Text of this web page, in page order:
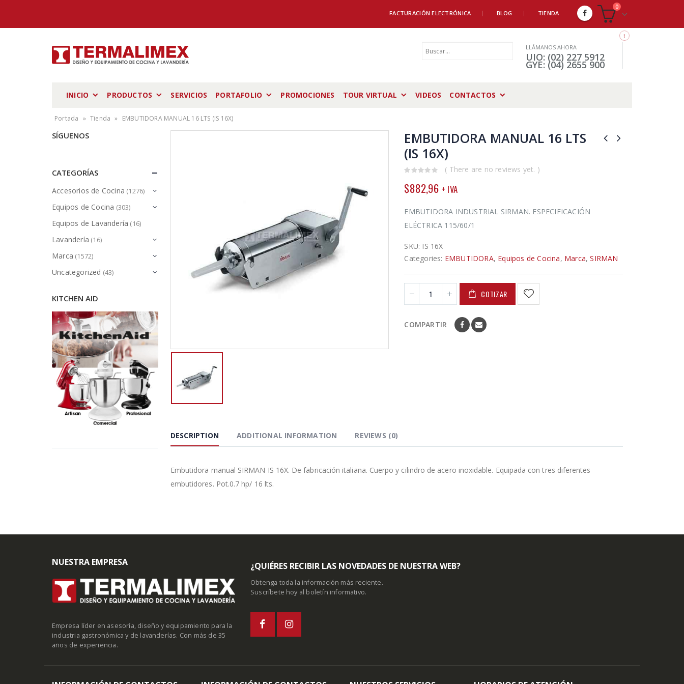
FACTURACIÓN ELECTRÓNICA BLOG TIENDA
0
LLÁMANOS AHORA
UIO: (02) 227 5912
GYE: (04) 2655 900
INICIO PRODUCTOS SERVICIOS PORTAFOLIO PROMOCIONES TOUR VIRTUAL VIDEOS CONTACTOS
Portada » Tienda » EMBUTIDORA MANUAL 16 LTS (IS 16X)
EMBUTIDORA MANUAL 16 LTS
(IS 16X)
out
of
( There are no reviews yet. )
$882,96 + IVA
EMBUTIDORA INDUSTRIAL SIRMAN. ESPECIFICACIÓN
ELÉCTRICA 115/60/1
SKU: IS 16X
Categories: EMBUTIDORA, Equipos de Cocina, Marca,SIRMAN
COTIZAR
COMPARTIR
DESCRIPTION ADDITIONAL INFORMATION REVIEWS (0)
Embutidora manual SIRMAN IS 16X. De fabricación italiana. Cuerpo y cilindro de acero inoxidable. Equipada con tres diferentes
embutidores. Pot.0.7 hp/ 16 lts.
SÍGUENOS
CATEGORÍAS
Accesorios de Cocina (1276)
Equipos de Cocina (303)
Equipos de Lavandería (16)
Lavandería (16)
Marca (1572)
Uncategorized (43)
KITCHEN AID
NUESTRA EMPRESA
Empresa líder en asesoría, diseño y equipamiento para la
industria gastronómica y de lavanderías. Con más de 35
años de experiencia.
¿QUIÉRES RECIBIR LAS NOVEDADES DE NUESTRA WEB?
Obtenga toda la información más reciente.
Suscríbete hoy al boletín informativo.